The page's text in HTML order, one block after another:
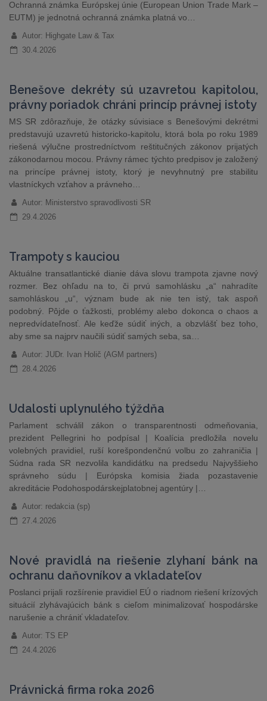
Ochranná známka Európskej únie (European Union Trade Mark –
EUTM) je jednotná ochranná známka platná vo…
Autor: Highgate Law & Tax
30.4.2026
Benešove dekréty sú uzavretou kapitolou,
právny poriadok chráni princíp právnej istoty
MS SR zdôrazňuje, že otázky súvisiace s Benešovými dekrétmi
predstavujú uzavretú historicko-kapitolu, ktorá bola po roku 1989
riešená výlučne prostredníctvom reštitučných zákonov prijatých
zákonodarnou mocou. Právny rámec týchto predpisov je založený
na princípe právnej istoty, ktorý je nevyhnutný pre stabilitu
vlastníckych vzťahov a právneho…
Autor: Ministerstvo spravodlivosti SR
29.4.2026
Trampoty s kauciou
Aktuálne transatlantické dianie dáva slovu trampota zjavne nový
rozmer. Bez ohľadu na to, či prvú samohlásku „a“ nahradíte
samohláskou „u“, význam bude ak nie ten istý, tak aspoň
podobný. Pôjde o ťažkosti, problémy alebo dokonca o chaos a
nepredvídateľnosť. Ale keďže súdiť iných, a obzvlášť bez toho,
aby sme sa najprv naučili súdiť samých seba, sa…
Autor: JUDr. Ivan Holič (AGM partners)
28.4.2026
Udalosti uplynulého týždňa
Parlament schválil zákon o transparentnosti odmeňovania,
prezident Pellegrini ho podpísal | Koalícia predložila novelu
volebných pravidiel, ruší korešpondenčnú volbu zo zahraničia |
Súdna rada SR nezvolila kandidátku na predsedu Najvyššieho
správneho súdu | Európska komisia žiada pozastavenie
akreditácie Podohospodárskejplatobnej agentúry |…
Autor: redakcia (sp)
27.4.2026
Nové pravidlá na riešenie zlyhaní bánk na
ochranu daňovníkov a vkladateľov
Poslanci prijali rozšírenie pravidiel EÚ o riadnom riešení krízových
situácií zlyhávajúcich bánk s cieľom minimalizovať hospodárske
narušenie a chrániť vkladateľov.
Autor: TS EP
24.4.2026
Právnická firma roka 2026